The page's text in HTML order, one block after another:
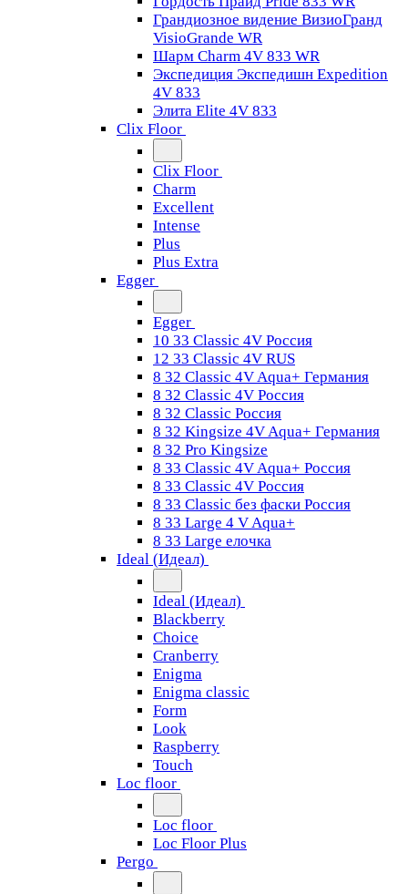
Грандиозное видение ВизиоГранд
VisioGrande WR
Шарм Charm 4V 833 WR
Экспедиция Экспедишн Expedition
4V 833
Элита Elite 4V 833
Clix Floor
Clix Floor
Charm
Excellent
Intense
Plus
Plus Extra
Egger
Egger
10 33 Classic 4V Россия
12 33 Classic 4V RUS
8 32 Classic 4V Aqua+ Германия
8 32 Classic 4V Россия
8 32 Classic Россия
8 32 Kingsize 4V Aqua+ Германия
8 32 Pro Kingsize
8 33 Classic 4V Aqua+ Россия
8 33 Classic 4V Россия
8 33 Classic без фаски Россия
8 33 Large 4 V Aqua+
8 33 Large елочка
Ideal (Идеал)
Ideal (Идеал)
Blackberry
Choice
Cranberry
Enigma
Enigma classic
Form
Look
Raspberry
Touch
Loc floor
Loc floor
Loc Floor Plus
Pergo